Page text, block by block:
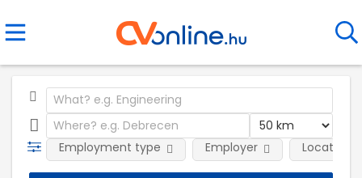
Employment type Employer Location